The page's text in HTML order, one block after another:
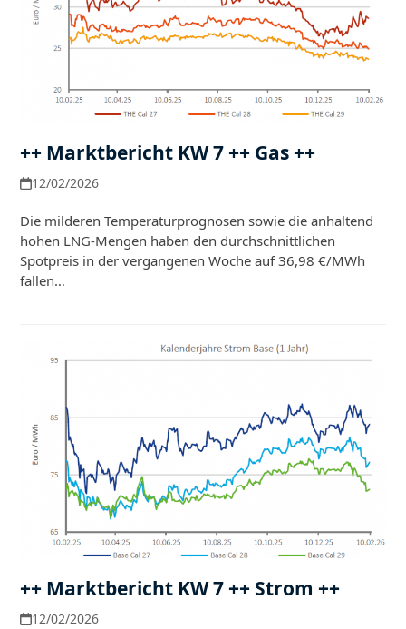
++ Marktbericht KW 7 ++ Gas ++
12/02/2026
Die milderen Temperaturprognosen sowie die anhaltend
hohen LNG-Mengen haben den durchschnittlichen
Spotpreis in der vergangenen Woche auf 36,98 €/MWh
fallen…
++ Marktbericht KW 7 ++ Strom ++
12/02/2026